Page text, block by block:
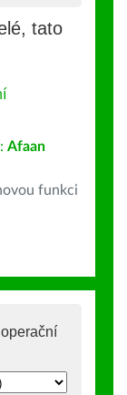
tato
Afaan
funkci